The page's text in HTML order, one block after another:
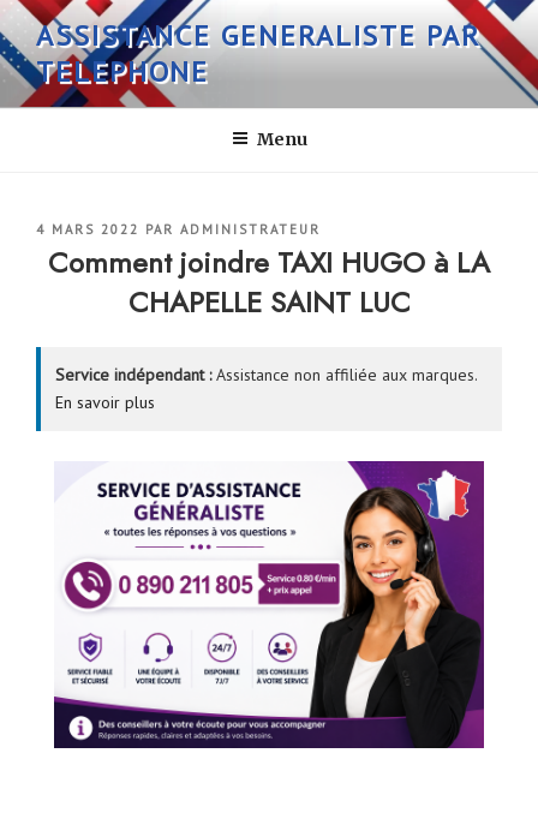
Aller
au
contenu
principal
ASSISTANCE GENERALISTE PAR
TELEPHONE
Menu
PUBLIÉ
4 MARS 2022 PAR ADMINISTRATEUR
Comment joindre TAXI HUGO à LA
CHAPELLE SAINT LUC
Service indépendant :Assistance non affiliée aux marques.
En savoir plus